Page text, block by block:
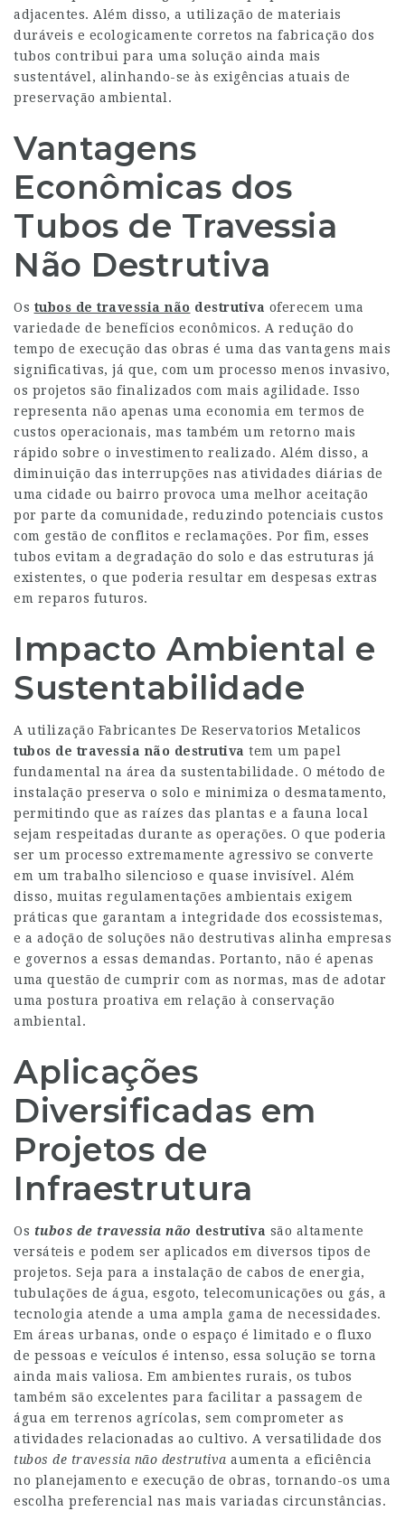
adjacentes. Além disso, a utilização de materiais
duráveis e ecologicamente corretos na fabricação dos
tubos contribui para uma solução ainda mais
sustentável, alinhando-se às exigências atuais de
preservação ambiental.
Vantagens
Econômicas dos
Tubos de Travessia
Não Destrutiva
Os tubos de travessia não destrutiva oferecem uma
variedade de benefícios econômicos. A redução do
tempo de execução das obras é uma das vantagens mais
significativas, já que, com um processo menos invasivo,
os projetos são finalizados com mais agilidade. Isso
representa não apenas uma economia em termos de
custos operacionais, mas também um retorno mais
rápido sobre o investimento realizado. Além disso, a
diminuição das interrupções nas atividades diárias de
uma cidade ou bairro provoca uma melhor aceitação
por parte da comunidade, reduzindo potenciais custos
com gestão de conflitos e reclamações. Por fim, esses
tubos evitam a degradação do solo e das estruturas já
existentes, o que poderia resultar em despesas extras
em reparos futuros.
Impacto Ambiental e
Sustentabilidade
A utilização Fabricantes De Reservatorios Metalicos
tubos de travessia não destrutiva tem um papel
fundamental na área da sustentabilidade. O método de
instalação preserva o solo e minimiza o desmatamento,
permitindo que as raízes das plantas e a fauna local
sejam respeitadas durante as operações. O que poderia
ser um processo extremamente agressivo se converte
em um trabalho silencioso e quase invisível. Além
disso, muitas regulamentações ambientais exigem
práticas que garantam a integridade dos ecossistemas,
e a adoção de soluções não destrutivas alinha empresas
e governos a essas demandas. Portanto, não é apenas
uma questão de cumprir com as normas, mas de adotar
uma postura proativa em relação à conservação
ambiental.
Aplicações
Diversificadas em
Projetos de
Infraestrutura
Os tubos de travessia não destrutiva são altamente
versáteis e podem ser aplicados em diversos tipos de
projetos. Seja para a instalação de cabos de energia,
tubulações de água, esgoto, telecomunicações ou gás, a
tecnologia atende a uma ampla gama de necessidades.
Em áreas urbanas, onde o espaço é limitado e o fluxo
de pessoas e veículos é intenso, essa solução se torna
ainda mais valiosa. Em ambientes rurais, os tubos
também são excelentes para facilitar a passagem de
água em terrenos agrícolas, sem comprometer as
atividades relacionadas ao cultivo. A versatilidade dos
tubos de travessia não destrutiva aumenta a eficiência
no planejamento e execução de obras, tornando-os uma
escolha preferencial nas mais variadas circunstâncias.